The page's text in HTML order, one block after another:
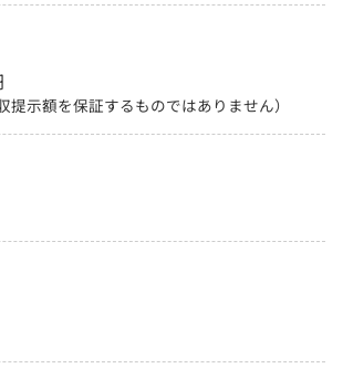
提示額を保証するものではありません）